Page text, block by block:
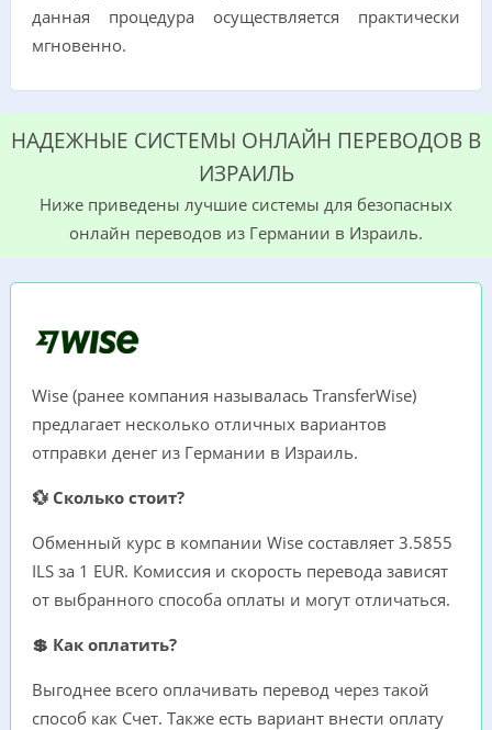
данная процедура осуществляется практически
мгновенно.
НАДЕЖНЫЕ СИСТЕМЫ ОНЛАЙН ПЕРЕВОДОВ В
ИЗРАИЛЬ
Ниже приведены лучшие сиcтемы для безопасных
онлайн переводов из Германии в Израиль.
Wise (ранее компания называлась TransferWise)
предлагает несколько отличных вариантов
отправки денег из Германии в Израиль.
💱 Сколько стоит?
Обменный курс в компании Wise составляет 3.5855
ILS за 1 EUR. Комиссия и скорость перевода зависят
от выбранного способа оплаты и могут отличаться.
💲 Как оплатить?
Выгоднее всего оплачивать перевод через такой
способ как Счет. Также есть вариант внести оплату